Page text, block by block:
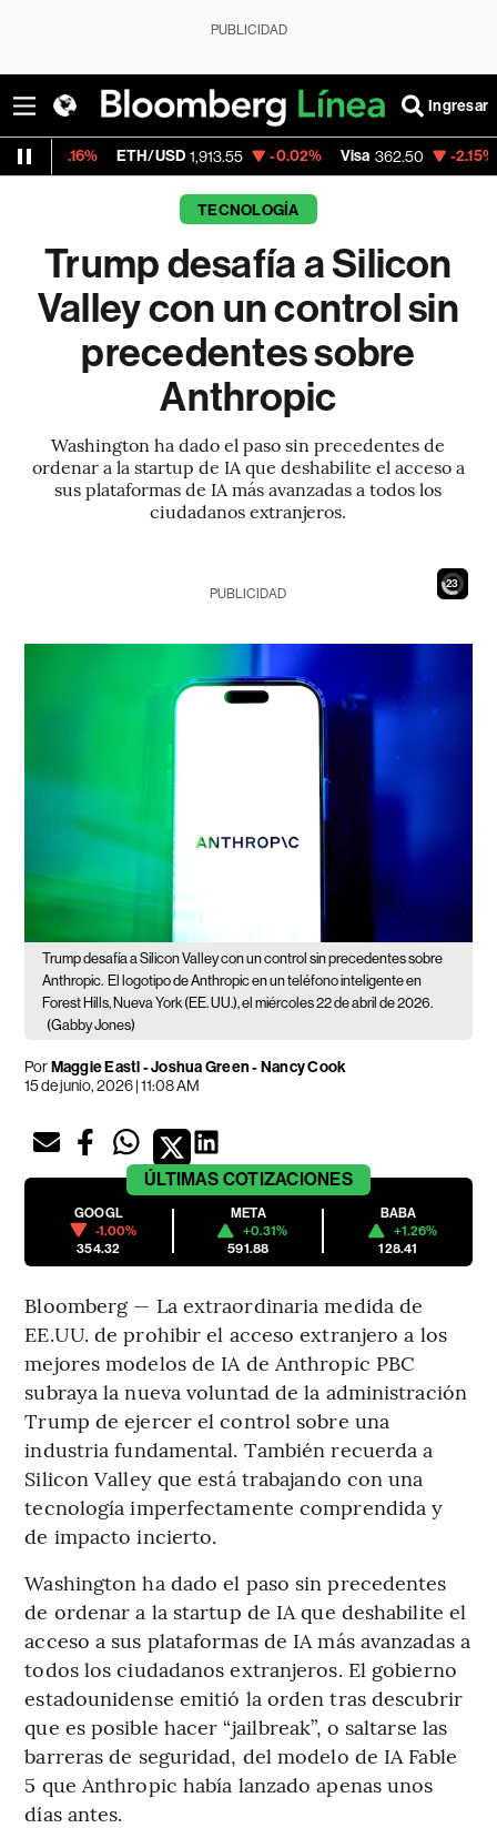
PUBLICIDAD
Ingresar
ETH/USD 1,913.55 -0.02% Visa 362.50 -2.15%
TECNOLOGÍA
Trump desafía a Silicon
Valley con un control sin
precedentes sobre
Anthropic
Washington ha dado el paso sin precedentes de
ordenar a la startup de IA que deshabilite el acceso a
sus plataformas de IA más avanzadas a todos los
ciudadanos extranjeros.
21
PUBLICIDAD
Trump desafía a Silicon Valley con un control sin precedentes sobre
Anthropic. El logotipo de Anthropic en un teléfono inteligente en
Forest Hills, Nueva York (EE. UU.), el miércoles 22 de abril de 2026.
(Gabby Jones)
PorMaggie Eastl - Joshua Green - Nancy Cook
15 de junio, 2026 | 11:08 AM
ÚLTIMAS COTIZACIONES
GOOGL
-1.00%
354.32
META
+0.31%
591.88
BABA
+1.26%
128.41
Bloomberg — La extraordinaria medida de
EE.UU. de prohibir el acceso extranjero a los
mejores modelos de IA de Anthropic PBC
subraya la nueva voluntad de la administración
Trump de ejercer el control sobre una
industria fundamental. También recuerda a
Silicon Valley que está trabajando con una
tecnología imperfectamente comprendida y
de impacto incierto.
Washington ha dado el paso sin precedentes
de ordenar a la startup de IA que deshabilite el
acceso a sus plataformas de IA más avanzadas a
todos los ciudadanos extranjeros. El gobierno
estadounidense emitió la orden tras descubrir
que es posible hacer “jailbreak”, o saltarse las
barreras de seguridad, del modelo de IA Fable
5 que Anthropic había lanzado apenas unos
días antes.